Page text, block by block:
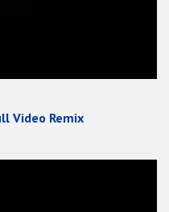
Video Remix